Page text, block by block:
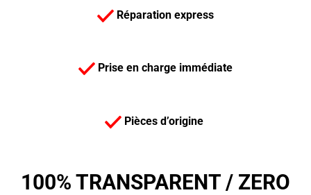
Réparation express
Prise en charge immédiate
Pièces d’origine
100% TRANSPARENT / ZERO